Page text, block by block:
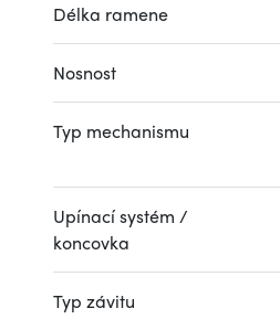
Délka ramene
Nosnost
Typ mechanismu
Upínací systém /
koncovka
Typ závitu